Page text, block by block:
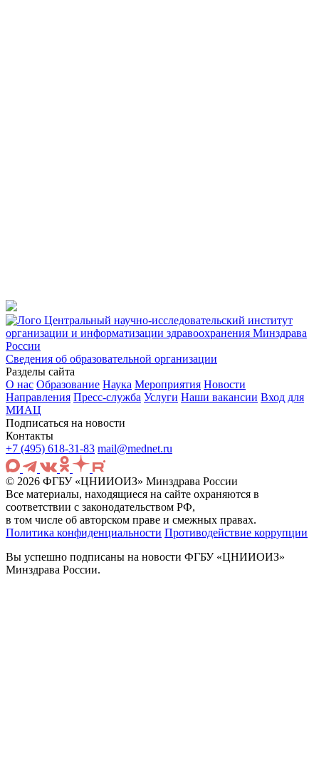
Центральный научно-исследовательский институт
организации и информатизации здравоохранения Минздрава
России
Сведения об образовательной организации
Разделы сайта
О нас Образование Наука Мероприятия Новости
Направления Пресс-служба Услуги Наши вакансии Вход для
МИАЦ
Подписаться на новости
Контакты
+7 (495) 618-31-83 mail@mednet.ru
© 2026 ФГБУ «ЦНИИОИЗ» Минздрава России
Все материалы, находящиеся на сайте охраняются в
соответствии с законодательством РФ,
в том числе об авторском праве и смежных правах.
Политика конфиденциальности Противодействие коррупции
Вы успешно подписаны на новости ФГБУ «ЦНИИОИЗ»
Минздрава России.